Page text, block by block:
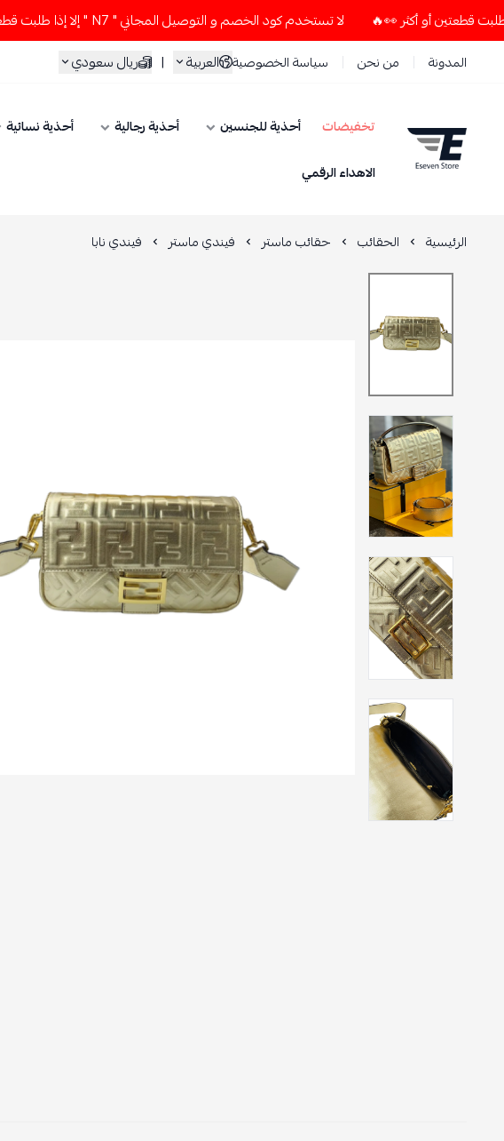
لا تستخدم كود الخصم و التوصيل المجاني " N7 " إلا إذا طلبت قطعتين أو أكثر 👀🔥
المدونة من نحن سياسة الخصوصية العربية | ريال سعودي
ESEVEN STORE
تخفيضات أحذية للجنسين أحذية رجالية أحذية نسائية
الاهداء الرقمي
الرئيسية الحقائب حقائب ماستر فيندي ماستر فيندي نابا